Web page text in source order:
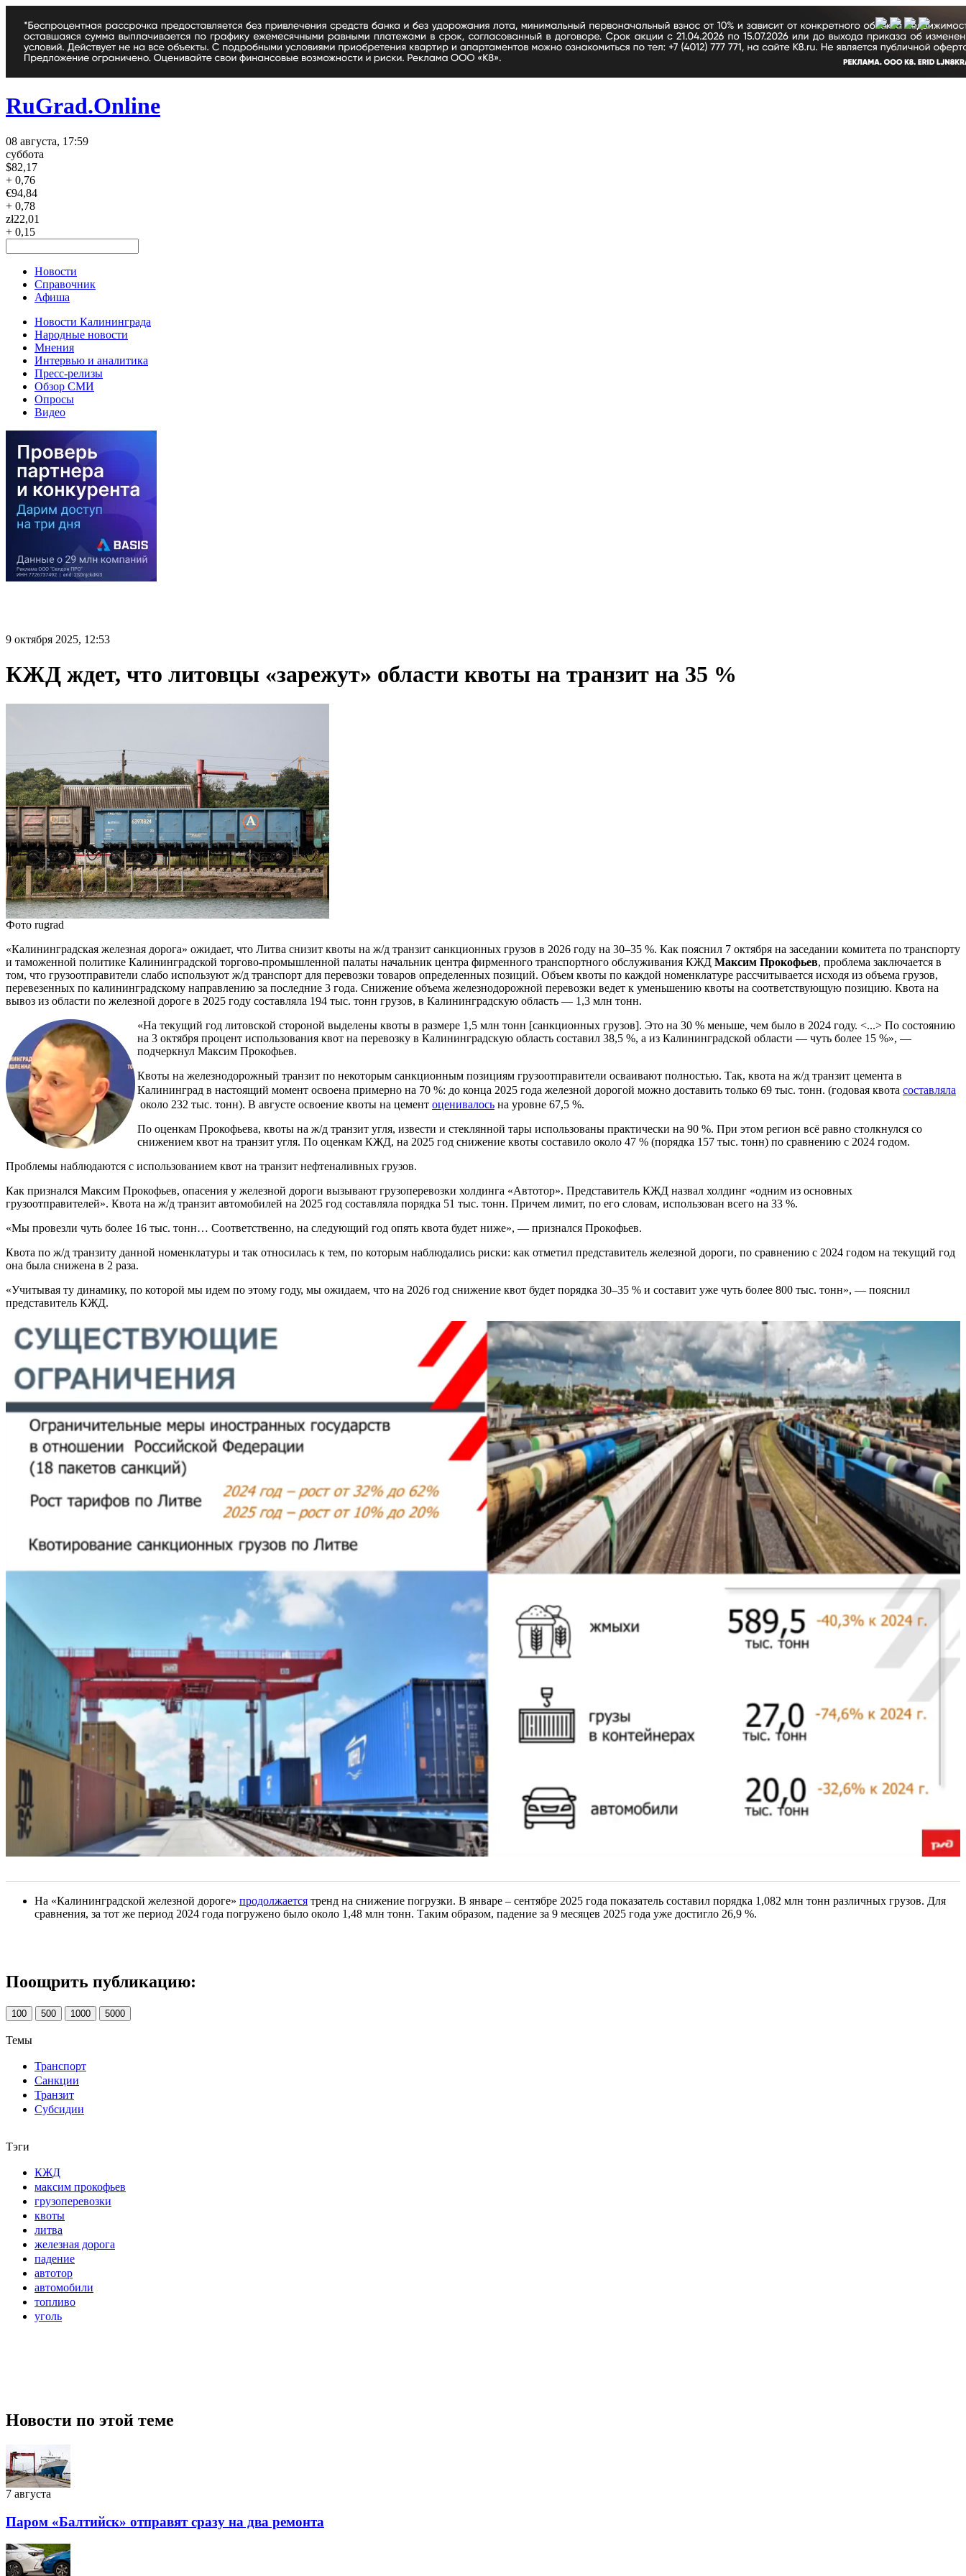
RuGrad.Online
08 августа, 17:59
суббота
$82,17
+ 0,76
€94,84
+ 0,78
zł22,01
+ 0,15
Новости
Справочник
Афиша
Новости Калининграда
Народные новости
Мнения
Интервью и аналитика
Пресс-релизы
Обзор СМИ
Опросы
Видео
9 октября 2025, 12:53
КЖД ждет, что литовцы «зарежут» области квоты на транзит на 35 %
Фото rugrad
«Калининградская железная дорога» ожидает, что Литва снизит квоты на ж/д транзит санкционных грузов в 2026 году на 30–35 %. Как пояснил 7 октября на заседании комитета по транспорту
и таможенной политике Калининградской торгово-промышленной палаты начальник центра фирменного транспортного обслуживания КЖД Максим Прокофьев, проблема заключается в
том, что грузоотправители слабо используют ж/д транспорт для перевозки товаров определенных позиций. Объем квоты по каждой номенклатуре рассчитывается исходя из объема грузов,
перевезенных по калининградскому направлению за последние 3 года. Снижение объема железнодорожной перевозки ведет к уменьшению квоты на соответствующую позицию. Квота на
вывоз из области по железной дороге в 2025 году составляла 194 тыс. тонн грузов, в Калининградскую область — 1,3 млн тонн.
«На текущий год литовской стороной выделены квоты в размере 1,5 млн тонн [санкционных грузов]. Это на 30 % меньше, чем было в 2024 году. <...> По состоянию
на 3 октября процент использования квот на перевозку в Калининградскую область составил 38,5 %, а из Калининградской области — чуть более 15 %», —
подчеркнул Максим Прокофьев.
Квоты на железнодорожный транзит по некоторым санкционным позициям грузоотправители осваивают полностью. Так, квота на ж/д транзит цемента в
Калининград в настоящий момент освоена примерно на 70 %: до конца 2025 года железной дорогой можно доставить только 69 тыс. тонн. (годовая квота составляла
около 232 тыс. тонн). В августе освоение квоты на цемент оценивалось на уровне 67,5 %.
По оценкам Прокофьева, квоты на ж/д транзит угля, извести и стеклянной тары использованы практически на 90 %. При этом регион всё равно столкнулся со
снижением квот на транзит угля. По оценкам КЖД, на 2025 год снижение квоты составило около 47 % (порядка 157 тыс. тонн) по сравнению с 2024 годом.
Проблемы наблюдаются с использованием квот на транзит нефтеналивных грузов.
Как признался Максим Прокофьев, опасения у железной дороги вызывают грузоперевозки холдинга «Автотор». Представитель КЖД назвал холдинг «одним из основных
грузоотправителей». Квота на ж/д транзит автомобилей на 2025 год составляла порядка 51 тыс. тонн. Причем лимит, по его словам, использован всего на 33 %.
«Мы провезли чуть более 16 тыс. тонн… Соответственно, на следующий год опять квота будет ниже», — признался Прокофьев.
Квота по ж/д транзиту данной номенклатуры и так относилась к тем, по которым наблюдались риски: как отметил представитель железной дороги, по сравнению с 2024 годом на текущий год
она была снижена в 2 раза.
«Учитывая ту динамику, по которой мы идем по этому году, мы ожидаем, что на 2026 год снижение квот будет порядка 30–35 % и составит уже чуть более 800 тыс. тонн», — пояснил
представитель КЖД.
На «Калининградской железной дороге» продолжается тренд на снижение погрузки. В январе – сентябре 2025 года показатель составил порядка 1,082 млн тонн различных грузов. Для
сравнения, за тот же период 2024 года погружено было около 1,48 млн тонн. Таким образом, падение за 9 месяцев 2025 года уже достигло 26,9 %.
Поощрить публикацию:
100 500 1000 5000
Темы
Транспорт
Санкции
Транзит
Субсидии
Тэги
КЖД
максим прокофьев
грузоперевозки
квоты
литва
железная дорога
падение
автотор
автомобили
топливо
уголь
Новости по этой теме
7 августа
Паром «Балтийск» отправят сразу на два ремонта